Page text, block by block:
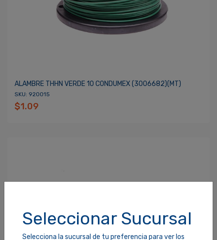
Seleccionar Sucursal
Selecciona la sucursal de tu preferencia para ver los
ALAMBRE THHN VERDE 10 CONDUMEX (3006682)(MT)
SKU: 920015
$1.09